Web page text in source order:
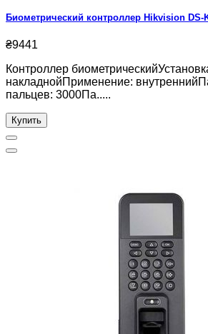
Биометрический контроллер Hikvision DS-
₴9441
Контроллер
накладнойПрименение:
пальцев: 3000Па.....
Купить